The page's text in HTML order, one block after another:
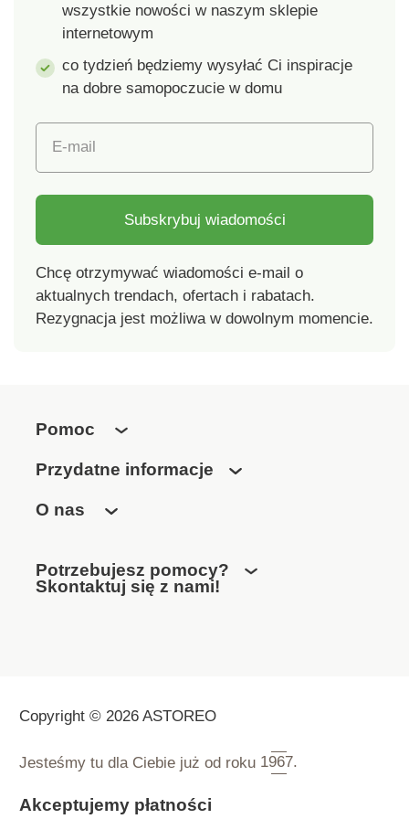
wszystkie nowości w naszym sklepie
internetowym
co tydzień będziemy wysyłać Ci inspiracje
na dobre samopoczucie w domu
E-mail
Subskrybuj wiadomości
Chcę otrzymywać wiadomości e-mail o
aktualnych trendach, ofertach i rabatach.
Rezygnacja jest możliwa w dowolnym momencie.
Pomoc
Przydatne informacje
O nas
Potrzebujesz pomocy?
Skontaktuj się z nami!
Copyright © 2026 ASTOREO
Jesteśmy tu dla Ciebie już od roku 1967.
Akceptujemy płatności